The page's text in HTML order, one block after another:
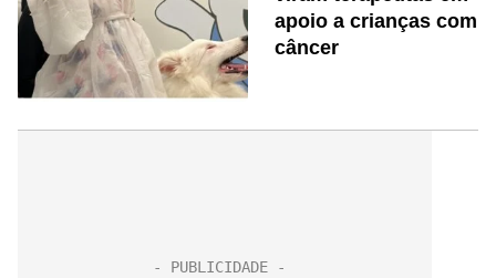
apoio a crianças com
câncer